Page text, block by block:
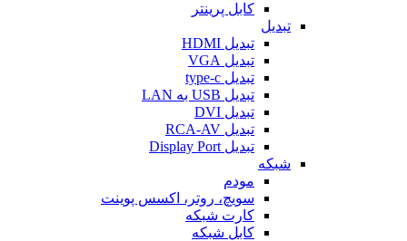
کابل پرینتر
تبدیل
تبدیل HDMI
تبدیل VGA
تبدیل type-c
تبدیل USB به LAN
تبدیل DVI
تبدیل RCA-AV
تبدیل Display Port
شبکه
مودم
سویچ، روتر، اکسس پوینت
کارت شبکه
کابل شبکه